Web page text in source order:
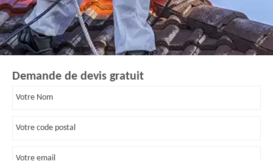
Demande de devis gratuit